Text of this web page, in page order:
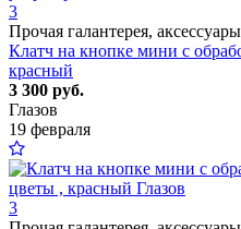
3
Прочая галантерея,
Клатч на кнопке мини с
красный
3 300 руб.
Глазов
19 февраля
3